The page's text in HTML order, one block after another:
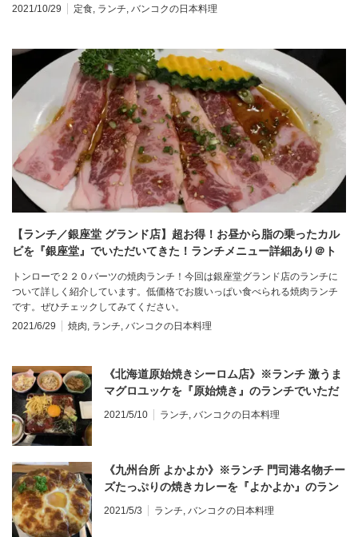
2021/10/29 定食, ランチ, バンコクの日本料理
【ランチ／銀座堂 グランド店】超お得！お昼から脂の乗ったカル
ビを『銀座堂』でいただいてきた！ランチメニュー詳細あり＠ト
トンローで２２０バーツの焼肉ランチ！今回は銀座堂グランド店のランチに
ついて詳しく紹介しています。低価格でお腹いっぱい食べられる焼肉ランチ
です。ぜひチェックしてみてください。
2021/6/29
焼肉, ランチ, バンコクの日本料理
《北海道原始焼きシーロム店》※ランチ 激うま
マグロユッケを『原始焼き』のランチでいただ
く！ランチメニューあり＠シーロム
2021/5/10 ランチ, バンコクの日本料理
《九州台所 よかよか》※ランチ 門司港名物チー
ズたっぷりの焼きカレーを『よかよか』のラン
チでいただく！メニュー詳細あり＠プルンチッ
2021/5/3 ランチ, バンコクの日本料理